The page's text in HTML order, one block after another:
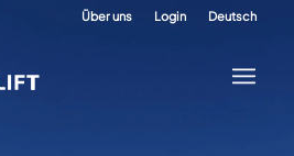
Über uns Login Deutsch